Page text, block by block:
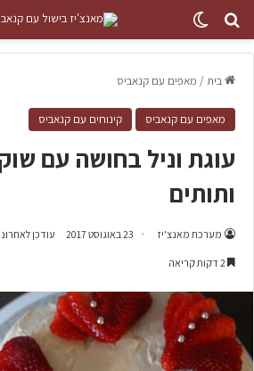
בית/ מאפים עם קנאביס
מאפים עם קנאביס קינוחים עם קנאביס
עוגת וניל בחושה עם
ותותים
מערכת מאנצ'יז 23 באוגוסט 2017 עודכן לאחרונה: 11 ביוני